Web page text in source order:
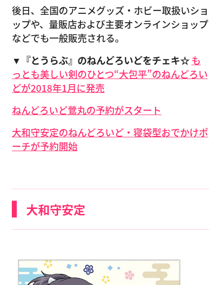
後日、全国のアニメグッズ・ホビー取扱いショ
ップや、量販店および主要オンラインショップ
などでも一般販売される。
▼『とうらぶ』のねんどろいどをチェキ☆も
っとも美しい剣のひとつ“大包平”のねんどろい
どが2018年1月に発売
ねんどろいど鶯丸の予約がスタート
大和守安定のねんどろいど・寝袋型おでかけポ
ーチが予約開始
大和守安定